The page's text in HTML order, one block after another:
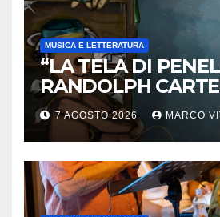
MUSICA E LETTERATURA
“LA TELA DI
RANDOLPH
ROTTURA CHE
LIBERTÀ
7 AGOSTO 2026 MARCO